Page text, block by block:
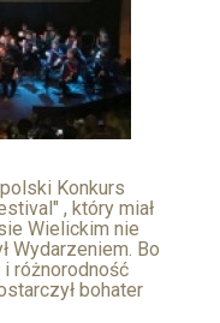
Konkurs
, który miał
Wielickim nie
Wydarzeniem. Bo
różnorodność
bohater